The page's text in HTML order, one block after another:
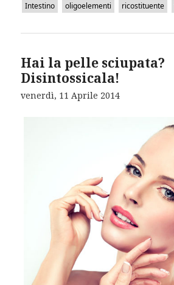
Intestino
oligoelementi ricostituente
Hai la pelle sciupata?
Disintossicala!
venerdì, 11 Aprile 2014